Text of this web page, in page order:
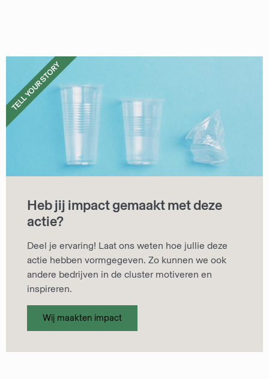
Heb jij impact gemaakt met deze
actie?
Deel je ervaring! Laat ons weten hoe jullie deze
actie hebben vormgegeven. Zo kunnen we ook
andere bedrijven in de cluster motiveren en
inspireren.
Wij maakten impact
TELL YOUR STORY